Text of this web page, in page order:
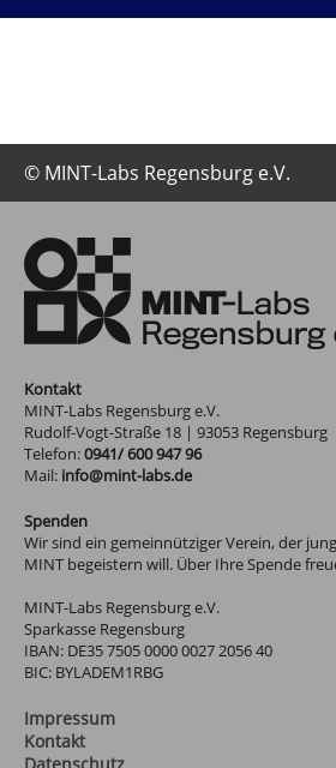
© MINT-Labs Regensburg e.V.
Kontakt
MINT-Labs Regensburg e.V.
Rudolf-Vogt-Straße 18 | 93053 Regensburg
Telefon:0941/ 600 947 96
Mail: info@mint-labs.de
Spenden
Wir sind ein gemeinnütziger Verein, der
MINT begeistern will. Über Ihre Spende
MINT-Labs Regensburg e.V.
Sparkasse Regensburg
IBAN: DE35 7505 0000 0027 2056 40
BIC: BYLADEM1RBG
Impressum
Kontakt